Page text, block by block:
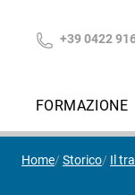
+39 0422
FORMAZIONE
Home Storico Il